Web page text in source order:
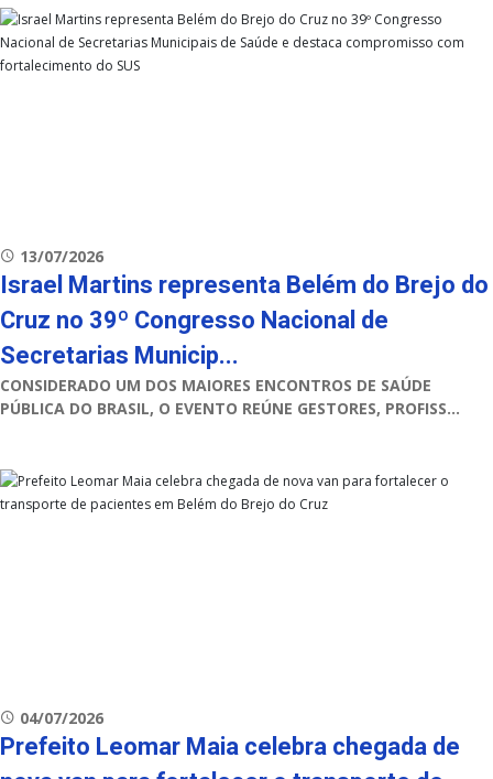
13/07/2026
Israel Martins representa Belém do Brejo do
Cruz no 39º Congresso Nacional de
Secretarias Municip...
CONSIDERADO UM DOS MAIORES ENCONTROS DE SAÚDE
PÚBLICA DO BRASIL, O EVENTO REÚNE GESTORES, PROFISS...
04/07/2026
Prefeito Leomar Maia celebra chegada de